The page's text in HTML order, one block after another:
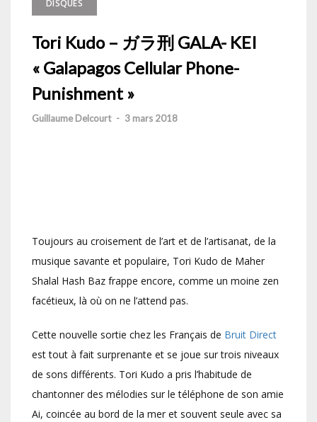
DISQUES
Tori Kudo – ガラ刑 GALA- KEI
« Galapagos Cellular Phone-
Punishment »
Guillaume Delcourt - 3 mars 2018
Toujours au croisement de l’art et de l’artisanat, de la
musique savante et populaire, Tori Kudo de Maher
Shalal Hash Baz frappe encore, comme un moine zen
facétieux, là où on ne l’attend pas.
Cette nouvelle sortie chez les Français de Bruit Direct
est tout à fait surprenante et se joue sur trois niveaux
de sons différents. Tori Kudo a pris l’habitude de
chantonner des mélodies sur le téléphone de son amie
Ai, coincée au bord de la mer et souvent seule avec sa